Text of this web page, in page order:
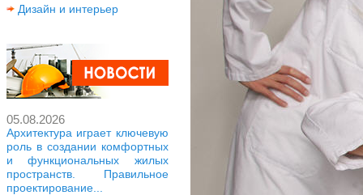
Дизайн и интерьер
05.08.2026
Архитектура играет ключевую
роль в создании комфортных
и функциональных жилых
пространств. Правильное
проектирование...